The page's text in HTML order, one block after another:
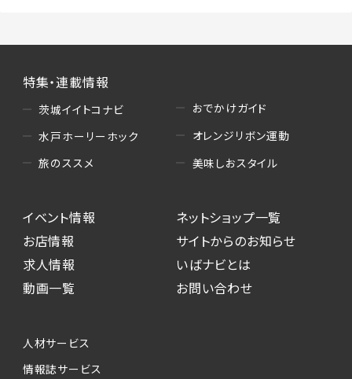
特集・連載情報
茨城イイトコナビ
水戸ホーリーホック
旅のススメ
おでかけガイド
オレンジリボン運動
美味しおスタイル
イベント情報
お店情報
求人情報
動画一覧
ネットショップ一覧
サイトからのお知らせ
いばナビとは
お問い合わせ
人材サービス
情報誌サービス